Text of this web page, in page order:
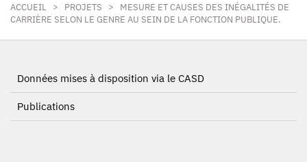
ACCUEIL > PROJETS >
MESURE ET CAUSES DES INÉGALITÉS DE
CARRIÈRE SELON LE GENRE AU SEIN DE LA FONCTION PUBLIQUE.
Données mises à disposition via le CASD
Publications